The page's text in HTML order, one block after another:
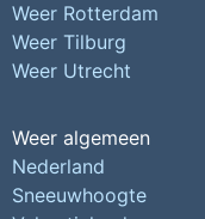
Weer Rotterdam
Weer Tilburg
Weer Utrecht
Weer algemeen
Nederland
Sneeuwhoogte